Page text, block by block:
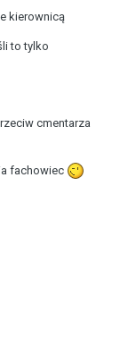
kierownicą
to tylko
cmentarza
fachowiec